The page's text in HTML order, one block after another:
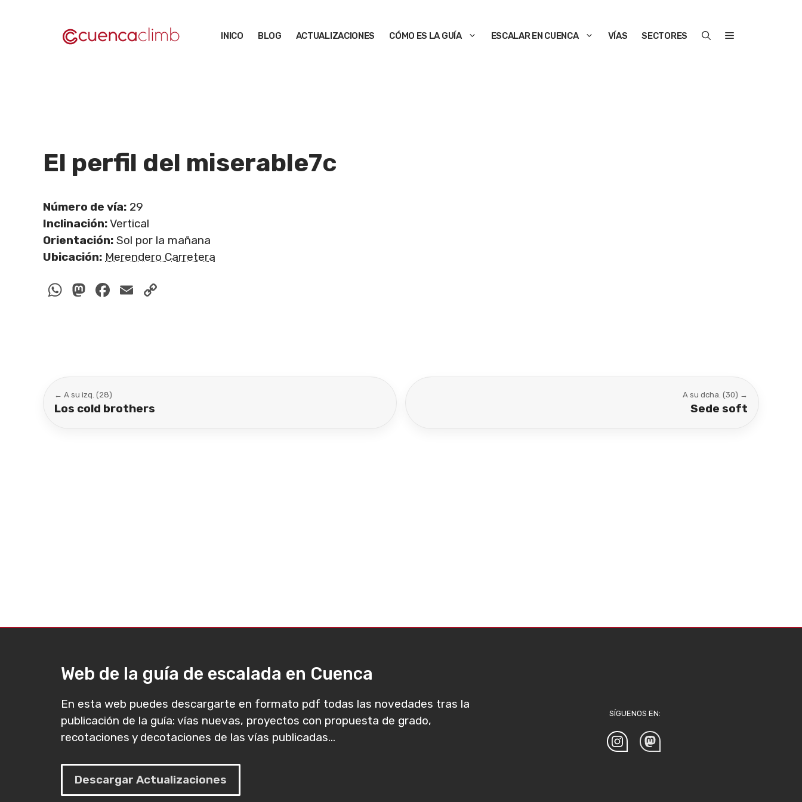
INICO BLOG ACTUALIZACIONES CÓMO ES LA GUÍA ESCALAR EN CUENCA VÍAS SECTORES
El perfil del miserable7c
Número de vía: 29
Inclinación:Vertical
Orientación: Sol por la mañana
Ubicación: Merendero Carretera
WhatsApp
Mastodon
Facebook
Email
← A su izq. (28)
Los cold brothers
A su dcha. (30) →
Sede soft
Web de la guía de escalada en Cuenca
En esta web puedes descargarte en formato pdf todas las novedades tras la
publicación de la guía: vías nuevas, proyectos con propuesta de grado,
recotaciones y decotaciones de las vías publicadas...
Descargar Actualizaciones
SÍGUENOS EN: